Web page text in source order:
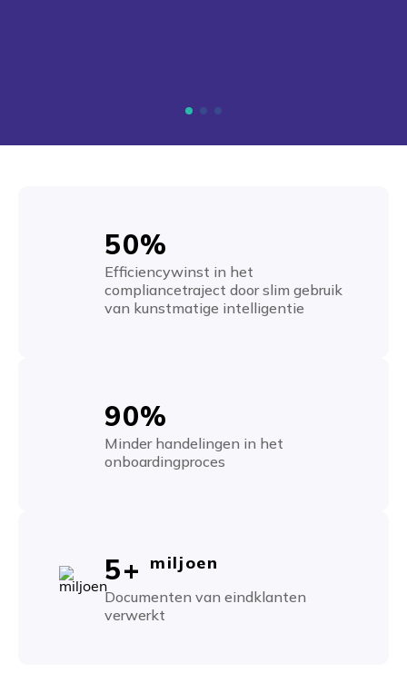
50%
Efficiencywinst in het
compliancetraject door slim gebruik
van kunstmatige intelligentie
90%
Minder handelingen in het
onboardingproces
5+ miljoen
Documenten van eindklanten
verwerkt